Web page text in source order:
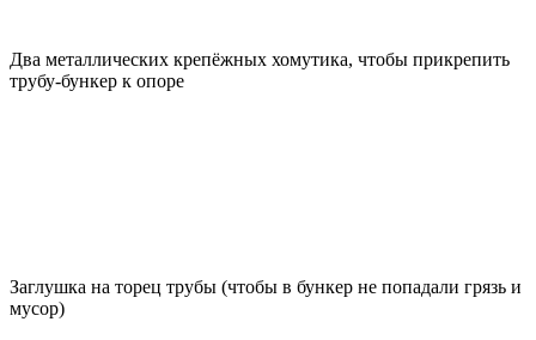
Два металлических крепёжных хомутика, чтобы прикрепить
трубу-бункер к опоре
Заглушка на торец трубы (чтобы в бункер не попадали грязь и
мусор)